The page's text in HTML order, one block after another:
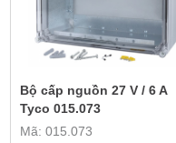
Bộ cấp nguồn 27 V / 6 A
Tyco 015.073
Mã: 015.073